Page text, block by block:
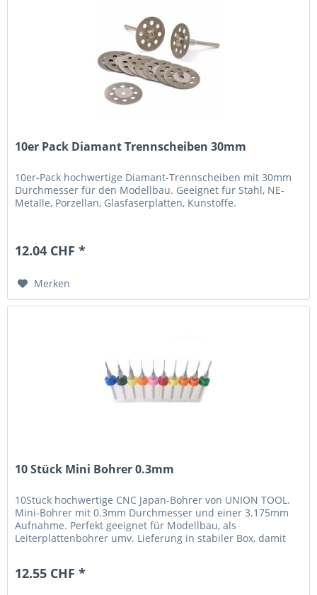
10er Pack Diamant Trennscheiben 30mm
10er-Pack hochwertige Diamant-Trennscheiben mit 30mm
Durchmesser für den Modellbau. Geeignet für Stahl, NE-
Metalle, Porzellan, Glasfaserplatten, Kunstoffe.
12.04 CHF *
Merken
10 Stück Mini Bohrer 0.3mm
10Stück hochwertige CNC Japan-Bohrer von UNION TOOL.
Mini-Bohrer mit 0.3mm Durchmesser und einer 3.175mm
Aufnahme. Perfekt geeignet für Modellbau, als
Leiterplattenbohrer umv. Lieferung in stabiler Box, damit
12.55 CHF *